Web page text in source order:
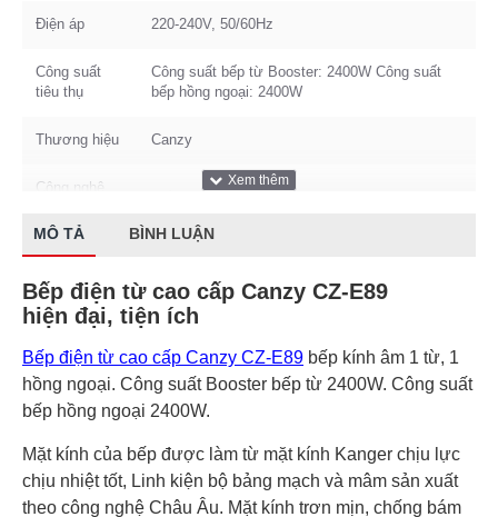
Điện áp 220-240V, 50/60Hz
Công suất
tiêu thụ
Công suất bếp từ Booster: 2400W Công suất
bếp hồng ngoại: 2400W
Thương hiệu Canzy
Công nghệ
MÔ TẢ BÌNH LUẬN
Bếp điện từ cao cấp Canzy CZ-E89
hiện đại, tiện ích
Bếp điện từ cao cấp Canzy CZ-E89 bếp kính âm 1 từ, 1
hồng ngoại. Công suất Booster bếp từ 2400W. Công suất
bếp hồng ngoại 2400W.
Mặt kính của bếp được làm từ mặt kính Kanger chịu lực
chịu nhiệt tốt, Linh kiện bộ bảng mạch và mâm sản xuất
theo công nghệ Châu Âu. Mặt kính trơn mịn, chống bám